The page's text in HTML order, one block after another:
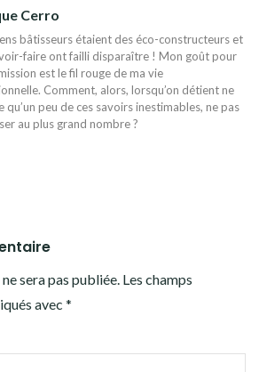
Cerro
bâtisseurs étaient des éco-constructeurs et
faire ont failli disparaître ! Mon goût pour
est le fil rouge de ma vie
Comment, alors, lorsqu’on détient ne
qu’un peu de ces savoirs inestimables, ne pas
au plus grand nombre ?
sera pas publiée. Les champs
avec *